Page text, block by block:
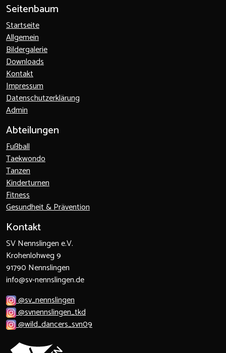
Seitenbaum
Startseite
Allgemein
Bildergalerie
Downloads
Kontakt
Impressum
Datenschutzerklärung
Admin
Abteilungen
Fußball
Taekwondo
Tanzen
Kinderturnen
Fitness
Gesundheit & Prävention
Kontakt
SV Nennslingen e.V.
Krohenlohweg 9
91790 Nennslingen
info@sv-nennslingen.de
@sv_nennslingen
@svnennslingen_tkd
@wild_dancers_svn09